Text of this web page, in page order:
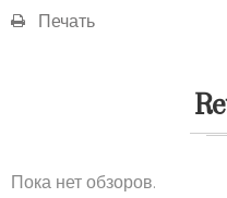
Печать
Пока нет обзоров.